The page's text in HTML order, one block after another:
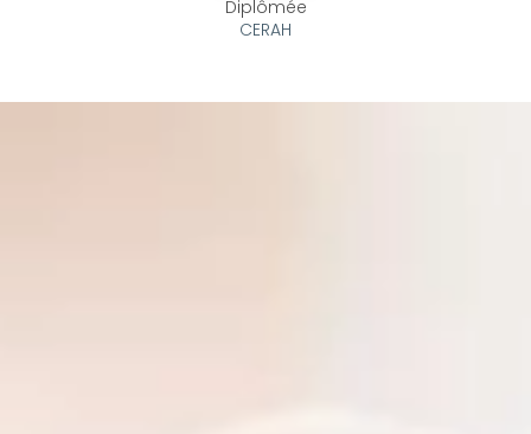
Diplômée
CERAH